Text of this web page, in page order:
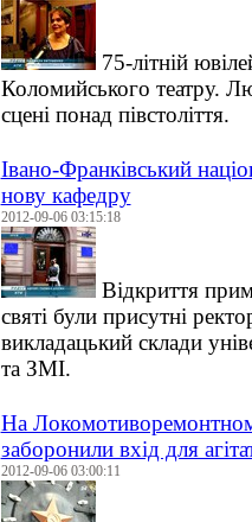
75-літній
Коломийського театру.
сцені понад півстоліття.
Івано-Франківський
нову кафедру
2012-09-06 03:15:18
Відкриття
святі були присутні
викладацький склади
та ЗМІ.
На
заборонили вхід для
2012-09-06 03:00:11